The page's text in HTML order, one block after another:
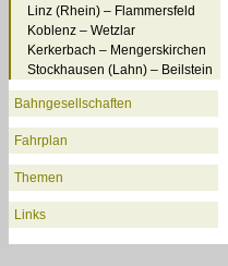
Linz (Rhein) – Flammersfeld
Koblenz – Wetzlar
Kerkerbach – Mengerskirchen
Stockhausen (Lahn) – Beilstein
Bahngesellschaften
Fahrplan
Themen
Links